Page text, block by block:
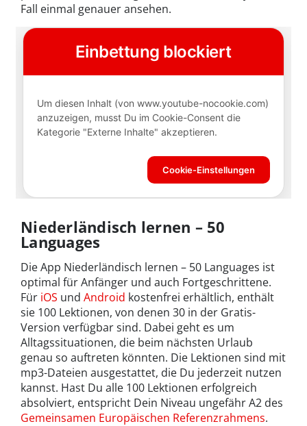
Fall einmal genauer ansehen.
Niederländisch lernen – 50
Languages
Die App Niederländisch lernen – 50 Languages ist
optimal für Anfänger und auch Fortgeschrittene.
Für iOS und Android kostenfrei erhältlich, enthält
sie 100 Lektionen, von denen 30 in der Gratis-
Version verfügbar sind. Dabei geht es um
Alltagssituationen, die beim nächsten Urlaub
genau so auftreten könnten. Die Lektionen sind mit
mp3-Dateien ausgestattet, die Du jederzeit nutzen
kannst. Hast Du alle 100 Lektionen erfolgreich
absolviert, entspricht Dein Niveau ungefähr A2 des
Gemeinsamen Europäischen Referenzrahmens.